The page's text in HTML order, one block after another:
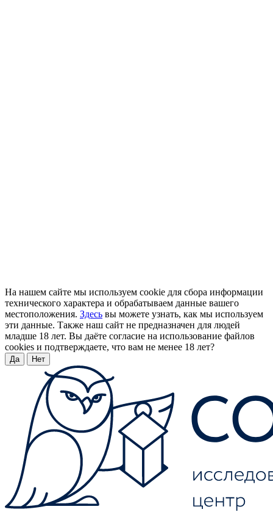
На нашем сайте мы используем cookie для сбора информации
технического характера и обрабатываем данные вашего
местоположения. Здесь вы можете узнать, как мы используем
эти данные. Также наш сайт не предназначен для людей
младше 18 лет. Вы даёте согласие на использование файлов
cookies и подтверждаете, что вам не менее 18 лет?
Да Нет